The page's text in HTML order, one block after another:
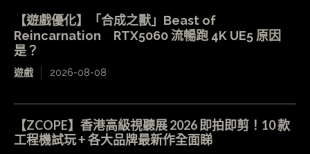
【遊戲優化】「合成之獸」Beast of
Reincarnation RTX5060 流暢跑 4K UE5 原因
是？
遊戲 2026-08-08
【ZCOPE】香港高級視聽展 2026 即拍即剪！10 款
工程機試玩 + 各大品牌最新作全面睇